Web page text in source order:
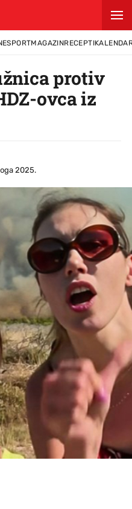
SPORTMAGAZINRECEPTI
protiv
ovca iz
2025.